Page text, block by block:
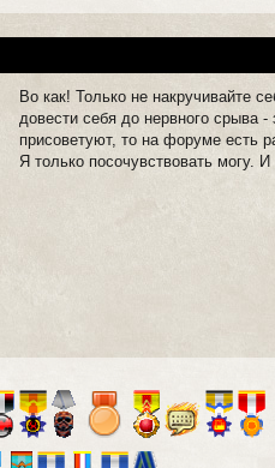
Во как! Только не накручивайте
довести себя до нервного срыва
присоветуют, то на форуме есть
Я только посочувствовать могу.